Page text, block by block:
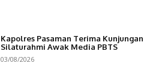
Kapolres Pasaman Terima Kunjungan
Silaturahmi Awak Media PBTS
03/08/2026